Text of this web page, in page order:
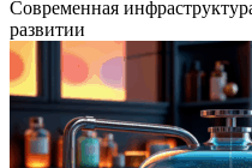
Современная
развитии